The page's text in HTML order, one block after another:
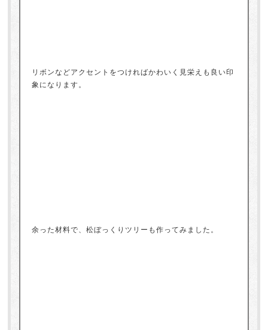
リボンなどアクセントをつければかわいく見栄えも良い印
象になります。
余った材料で、松ぼっくりツリーも作ってみました。